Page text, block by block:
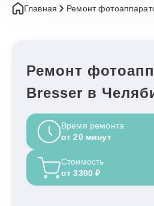
Главная Ремонт
Ремонт
Bresser в
Время ремонта
от 20 минут
Стоимость
от 3300 ₽